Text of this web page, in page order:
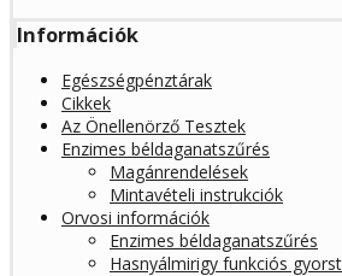
Információk
Egészségpénztárak
Cikkek
Az Önellenörző Tesztek
Enzimes béldaganatszűrés
Magánrendelések
Mintavételi instrukciók
Orvosi információk
Enzimes béldaganatszűrés
Hasnyálmirigy funkciós